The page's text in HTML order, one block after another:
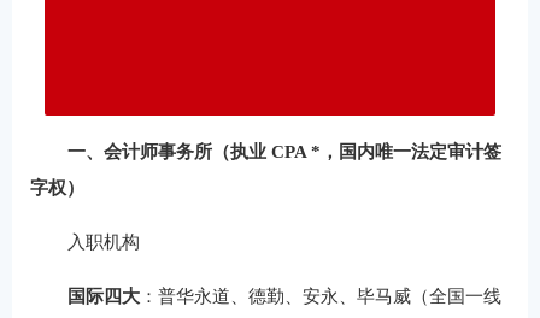
一、会计师事务所（执业 CPA *，国内唯一法定审计签
字权）
入职机构
国际四大：普华永道、德勤、安永、毕马威（全国一线